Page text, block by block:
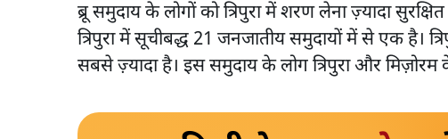
ब्रू समुदाय के लोगों को त्रिपुरा में शरण लेना ज़्यादा
त्रिपुरा में सूचीबद्ध 21 जनजातीय समुदायों में से एक है।
सबसे ज़्यादा है। इस समुदाय के लोग त्रिपुरा और